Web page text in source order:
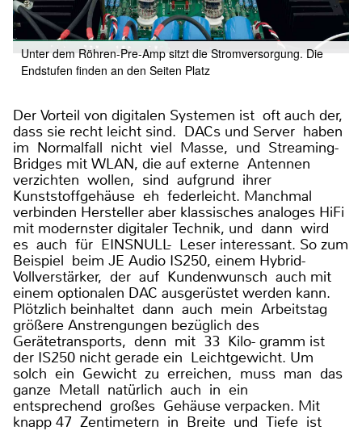
Unter dem Röhren-Pre-Amp sitzt die Stromversorgung. Die
Endstufen finden an den Seiten Platz
Der Vorteil von digitalen Systemen ist oft auch der,
dass sie recht leicht sind. DACs und Server haben
im Normalfall nicht viel Masse, und Streaming-
Bridges mit WLAN, die auf externe Antennen
verzichten wollen, sind aufgrund ihrer
Kunststoffgehäuse eh federleicht. Manchmal
verbinden Hersteller aber klassisches analoges HiFi
mit modernster digitaler Technik, und dann wird
es auch für EINSNULL- Leser interessant. So zum
Beispiel beim JE Audio IS250, einem Hybrid-
Vollverstärker, der auf Kundenwunsch auch mit
einem optionalen DAC ausgerüstet werden kann.
Plötzlich beinhaltet dann auch mein Arbeitstag
größere Anstrengungen bezüglich des
Gerätetransports, denn mit 33 Kilo- gramm ist
der IS250 nicht gerade ein Leichtgewicht. Um
solch ein Gewicht zu erreichen, muss man das
ganze Metall natürlich auch in ein
entsprechend großes Gehäuse verpacken. Mit
knapp 47 Zentimetern in Breite und Tiefe ist